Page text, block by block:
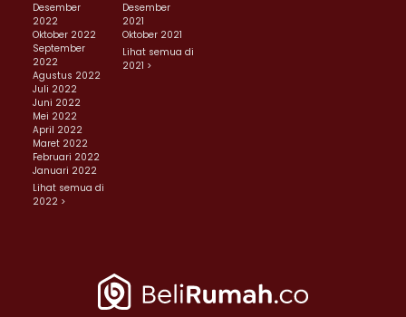
Desember
2022
Oktober 2022
September
2022
Agustus 2022
Juli 2022
Juni 2022
Mei 2022
April 2022
Maret 2022
Februari 2022
Januari 2022
Lihat semua di
2022 >
Desember
2021
Oktober 2021
Lihat semua di
2021 >